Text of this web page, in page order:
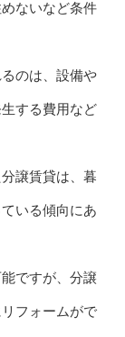
ないなど条件
のは、設備や
する費用など
譲賃貸は、暮
いる傾向にあ
ですが、分譲
フォームがで